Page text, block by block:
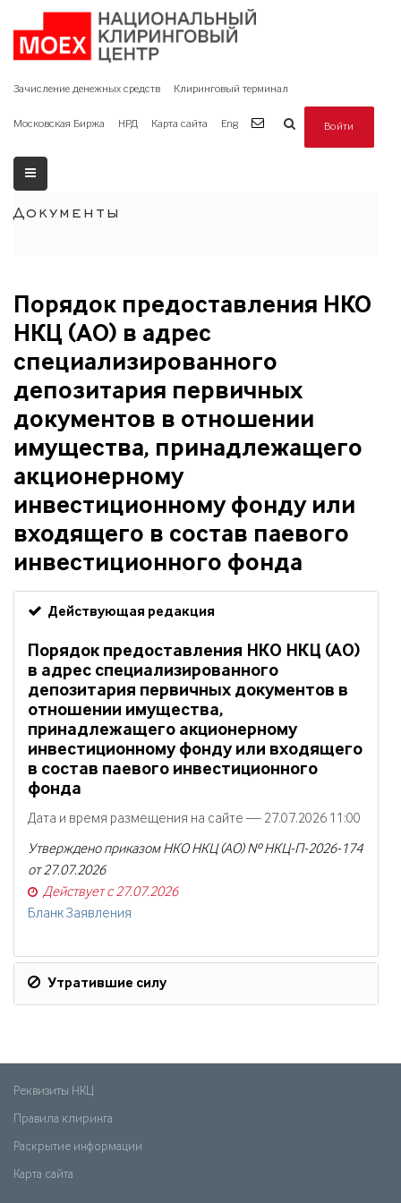
Зачисление денежных средств Клиринговый терминал
Московская Биржа НРД Карта сайта Eng Войти
Документы
Порядок предоставления НКО
НКЦ (АО) в адрес
специализированного
депозитария первичных
документов в отношении
имущества, принадлежащего
акционерному
инвестиционному фонду или
входящего в состав паевого
инвестиционного фонда
Действующая редакция
Порядок предоставления НКО НКЦ (АО)
в адрес специализированного
депозитария первичных документов в
отношении имущества,
принадлежащего акционерному
инвестиционному фонду или входящего
в состав паевого инвестиционного
фонда
Дата и время размещения на сайте — 27.07.2026 11:00
Утверждено приказом НКО НКЦ (АО) № НКЦ-П-2026-174
от 27.07.2026
Действует с 27.07.2026
Бланк Заявления
Утратившие силу
Реквизиты НКЦ
Правила клиринга
Раскрытие информации
Карта сайта